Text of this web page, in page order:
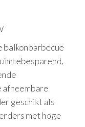
balkonbarbecue
geschikt als
met hoge